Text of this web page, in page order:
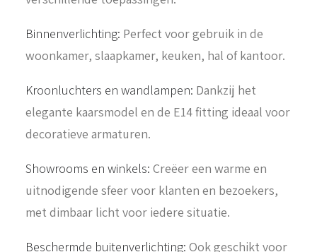
Binnenverlichting: Perfect voor gebruik in de
woonkamer, slaapkamer, keuken, hal of kantoor.
Kroonluchters en wandlampen: Dankzij het
elegante kaarsmodel en de E14 fitting ideaal voor
decoratieve armaturen.
Showrooms en winkels: Creëer een warme en
uitnodigende sfeer voor klanten en bezoekers,
met dimbaar licht voor iedere situatie.
Beschermde buitenverlichting: Ook geschikt voor